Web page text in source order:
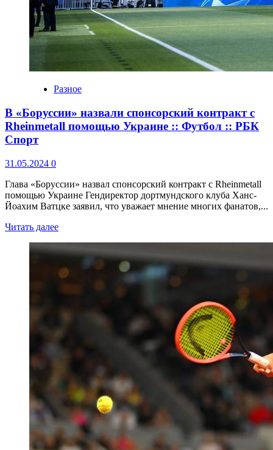
Разное
В «Боруссии» назвали спонсорский контракт с
Rheinmetall помощью Украине :: Футбол :: РБК
Спорт
31.05.2024 0
Глава «Боруссии» назвал спонсорский контракт с Rheinmetall
помощью Украине Гендиректор дортмундского клуба Ханс-
Йоахим Ватцке заявил, что уважает мнение многих фанатов,...
Читать далее